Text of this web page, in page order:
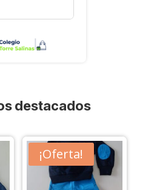
destacados
¡Oferta!